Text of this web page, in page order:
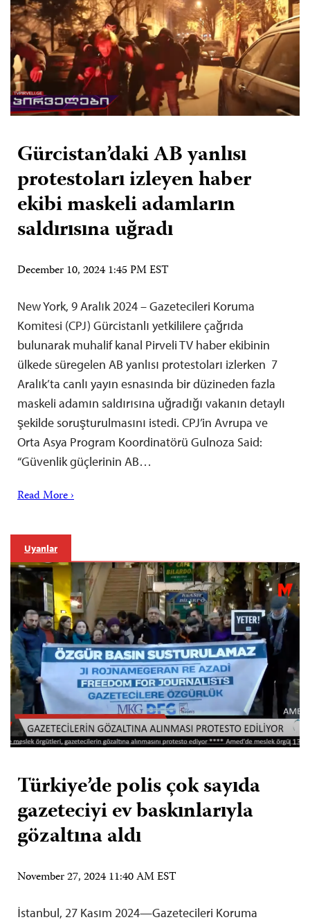
Gürcistan’daki AB yanlısı
protestoları izleyen haber
ekibi maskeli adamların
saldırısına uğradı
December 10, 2024 1:45 PM EST
New York, 9 Aralık 2024 – Gazetecileri Koruma
Komitesi (CPJ) Gürcistanlı yetkililere çağrıda
bulunarak muhalif kanal Pirveli TV haber ekibinin
ülkede süregelen AB yanlısı protestoları izlerken 7
Aralık’ta canlı yayın esnasında bir düzineden fazla
maskeli adamın saldırısına uğradığı vakanın detaylı
şekilde soruşturulmasını istedi. CPJ’in Avrupa ve
Orta Asya Program Koordinatörü Gulnoza Said:
“Güvenlik güçlerinin AB…
Read More ›
Uyarılar
Türkiye’de polis çok sayıda
gazeteciyi ev baskınlarıyla
gözaltına aldı
November 27, 2024 11:40 AM EST
İstanbul, 27 Kasım 2024—Gazetecileri Koruma